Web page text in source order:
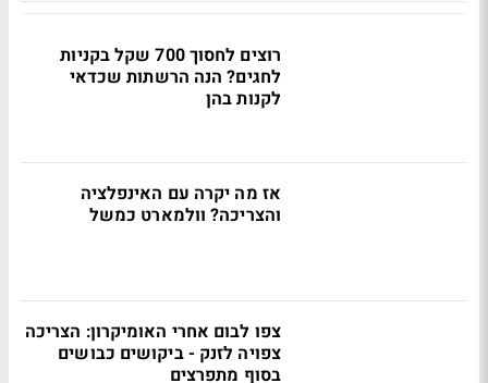
רוצים לחסוך 700 שקל בקניות
לחגים? הנה הרשתות שכדאי
לקנות בהן
אז מה יקרה עם האינפלציה
והצריכה? וולמארט כמשל
צפו לבום אחרי האומיקרון: הצריכה
צפויה לזנק - ביקושים כבושים
בסוף מתפרצים